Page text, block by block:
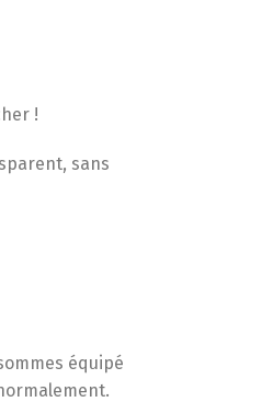
!
sans
équipé